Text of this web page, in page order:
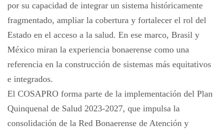
por su capacidad de integrar un sistema históricamente
fragmentado, ampliar la cobertura y fortalecer el rol del
Estado en el acceso a la salud. En ese marco, Brasil y
México miran la experiencia bonaerense como una
referencia en la construcción de sistemas más equitativos
e integrados.
El COSAPRO forma parte de la implementación del Plan
Quinquenal de Salud 2023-2027, que impulsa la
consolidación de la Red Bonaerense de Atención y